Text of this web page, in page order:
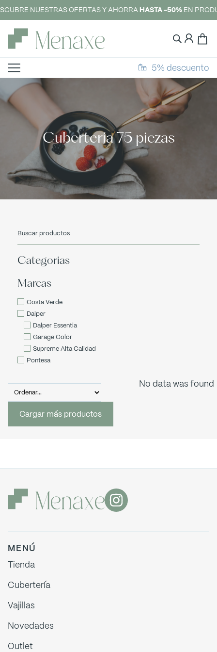
NUESTRAS OFERTAS Y AHORRAHASTA -50%EN
5% descuento
Cubertería 75 piezas
Categorias
Marcas
Costa Verde
Dalper
Dalper Essentia
Garage Color
Supreme Alta Calidad
Pontesa
No data was found
Cargar más productos
MENÚ
Tienda
Cubertería
Vajillas
Novedades
Outlet